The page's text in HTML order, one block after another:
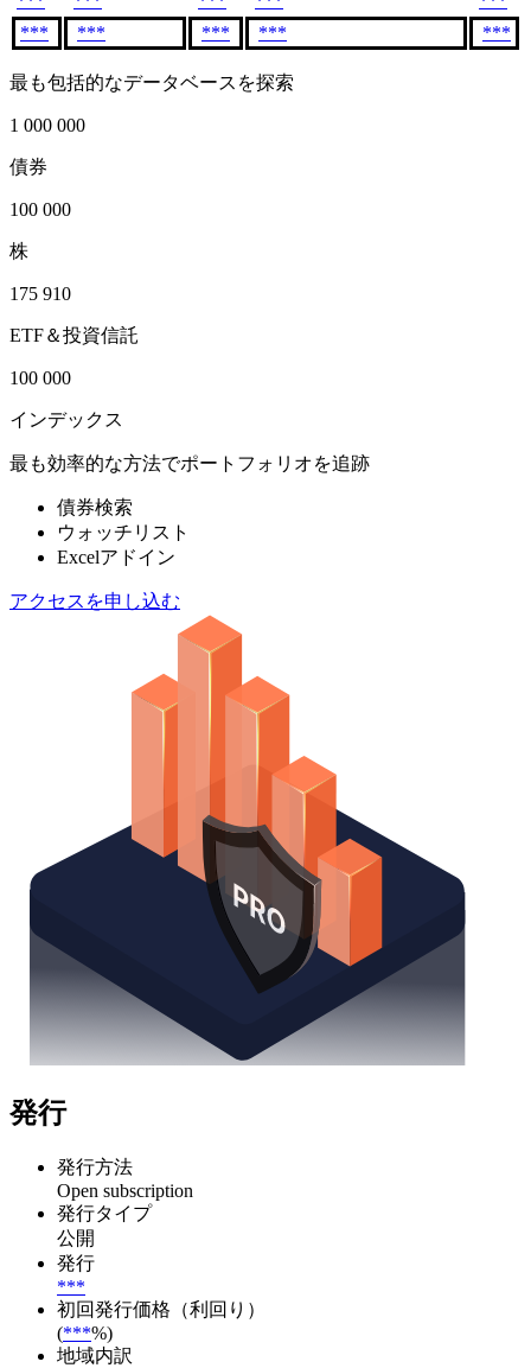
***
*** *** *** ***
最も包括的なデータベースを探索
1 000 000
債券
100 000
株
175 910
ETF＆投資信託
100 000
インデックス
最も効率的な方法でポートフォリオを追跡
債券検索
ウォッチリスト
Excelアドイン
アクセスを申し込む
発行
発行方法
Open subscription
発行タイプ
公開
発行
***
初回発行価格（利回り）
(***%)
地域内訳